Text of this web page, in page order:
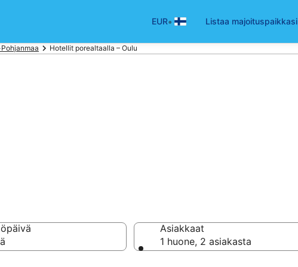
EUR• Listaa majoituspaikkasi
Hotellit porealtaalla – Oulu
Asiakkaat
1 huone, 2 asiakasta